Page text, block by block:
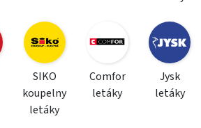
SIKO
koupelny
letáky
Comfor
letáky
Jysk
letáky